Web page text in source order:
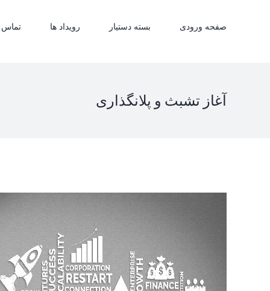
صفحه ورودی بسته دستیار رویداد ها تماس
آغاز تشبث و پلانگذاری